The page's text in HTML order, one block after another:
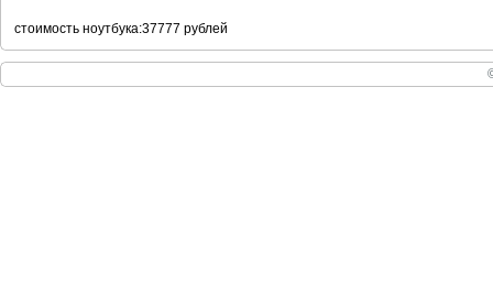
стоимость ноутбука:37777 рублей